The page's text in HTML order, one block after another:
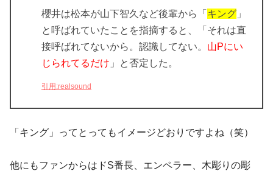
櫻井は松本が山下智久など後輩から「 キング 」
と呼ばれていたことを指摘すると、「それは直
接呼ばれてないから。認識してない。 山Pにい
じられてるだけ 」と否定した。
引用:realsound
「キング」ってとってもイメージどおりですよね（笑）
他にもファンからはドS番長、エンペラー、木彫りの彫